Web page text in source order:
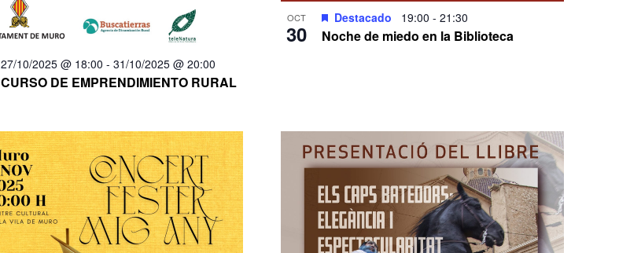
CURSO DE EMPRENDIMIENTO RURAL
27/10/2025 @ 18:00 - 31/10/2025 @ 20:00
OCT
30 Noche de miedo en la Biblioteca
Destacado 19:00 - 21:30